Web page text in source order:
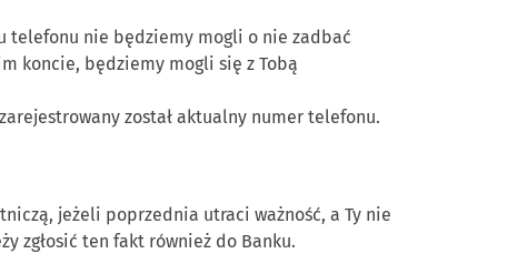
telefonu nie będziemy mogli o nie zadbać
koncie, będziemy mogli się z Tobą
został aktualny numer telefonu.
jeżeli poprzednia utraci ważność, a Ty nie
zgłosić ten fakt również do Banku.